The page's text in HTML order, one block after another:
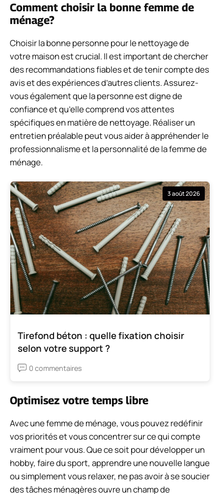
Comment choisir la bonne femme de
ménage?
Choisir la bonne personne pour le nettoyage de
votre maison est crucial. Il est important de chercher
des recommandations fiables et de tenir compte des
avis et des expériences d’autres clients. Assurez-
vous également que la personne est digne de
confiance et qu’elle comprend vos attentes
spécifiques en matière de nettoyage. Réaliser un
entretien préalable peut vous aider à appréhender le
professionnalisme et la personnalité de la femme de
ménage.
3 août 2026
Tirefond béton : quelle fixation choisir
selon votre support ?
0 commentaires
Optimisez votre temps libre
Avec une femme de ménage, vous pouvez redéfinir
vos priorités et vous concentrer sur ce qui compte
vraiment pour vous. Que ce soit pour développer un
hobby, faire du sport, apprendre une nouvelle langue
ou simplement vous relaxer, ne pas avoir à se soucier
des tâches ménagères ouvre un champ de